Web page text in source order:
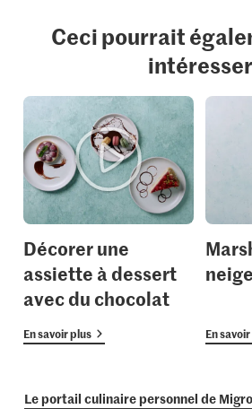
Ceci pourrait
intéresser
Décorer une
assiette à dessert
avec du chocolat
En savoir plus
neige
En
Le portail culinaire personnel de